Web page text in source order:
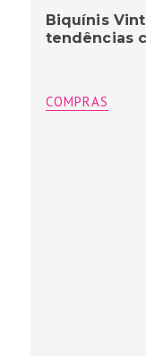
Biquínis
tendências
COMPRAS